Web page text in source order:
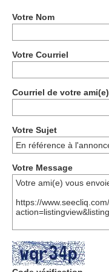
Votre Nom
Votre Courriel
Courriel de votre ami(e)
Votre Sujet
Votre Message